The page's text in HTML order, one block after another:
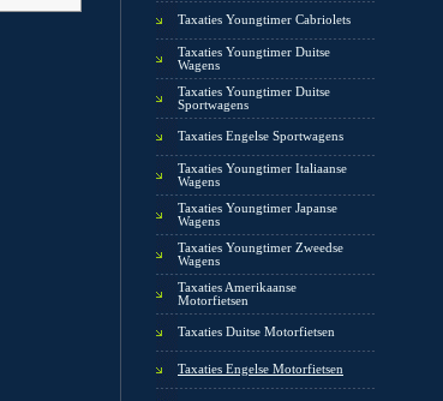
Taxaties Youngtimer Cabriolets
Taxaties Youngtimer Duitse
Wagens
Taxaties Youngtimer Duitse
Sportwagens
Taxaties Engelse Sportwagens
Taxaties Youngtimer Italiaanse
Wagens
Taxaties Youngtimer Japanse
Wagens
Taxaties Youngtimer Zweedse
Wagens
Taxaties Amerikaanse
Motorfietsen
Taxaties Duitse Motorfietsen
Taxaties Engelse Motorfietsen